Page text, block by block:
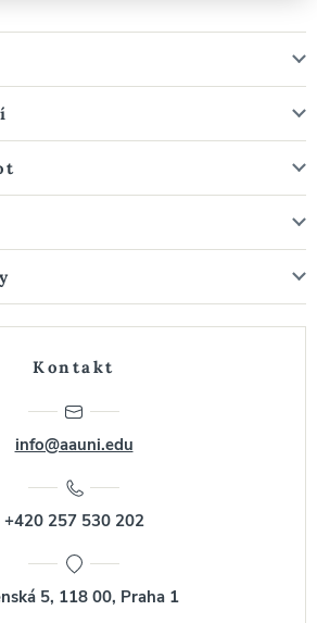
Kontakt
info@aauni.edu
+420 257 530 202
5, 118 00, Praha 1